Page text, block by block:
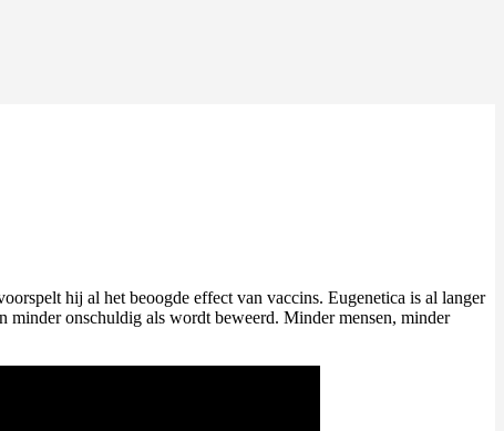
hij al het beoogde effect van vaccins. Eugenetica is al langer
onschuldig als wordt beweerd. Minder mensen, minder